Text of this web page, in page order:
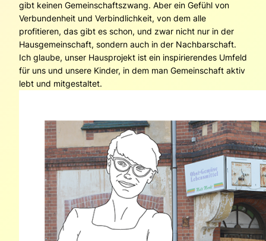
gibt keinen Gemeinschaftszwang. Aber ein Gefühl von
Verbundenheit und Verbindlichkeit, von dem alle
profitieren, das gibt es schon, und zwar nicht nur in der
Hausgemeinschaft, sondern auch in der Nachbarschaft.
Ich glaube, unser Hausprojekt ist ein inspirierendes Umfeld
für uns und unsere Kinder, in dem man Gemeinschaft aktiv
lebt und mitgestaltet.